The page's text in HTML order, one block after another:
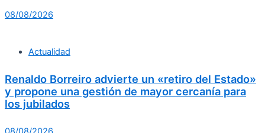
08/08/2026
Actualidad
Renaldo Borreiro advierte un «retiro del Estado»
y propone una gestión de mayor cercanía para
los jubilados